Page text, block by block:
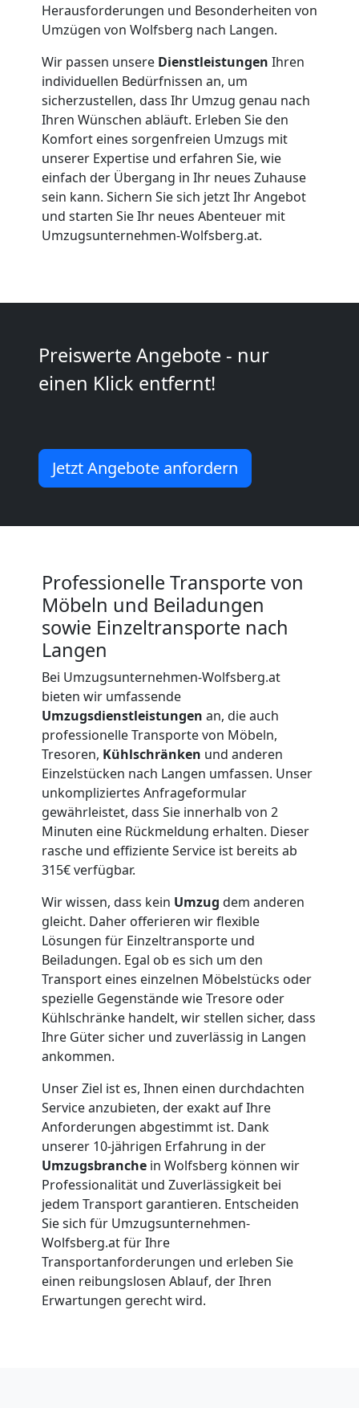
Herausforderungen und Besonderheiten von
Umzügen von Wolfsberg nach Langen.
Wir passen unsere Dienstleistungen Ihren
individuellen Bedürfnissen an, um
sicherzustellen, dass Ihr Umzug genau nach
Ihren Wünschen abläuft. Erleben Sie den
Komfort eines sorgenfreien Umzugs mit
unserer Expertise und erfahren Sie, wie
einfach der Übergang in Ihr neues Zuhause
sein kann. Sichern Sie sich jetzt Ihr Angebot
und starten Sie Ihr neues Abenteuer mit
Umzugsunternehmen-Wolfsberg.at.
Preiswerte Angebote - nur
einen Klick entfernt!
Jetzt Angebote anfordern
Professionelle Transporte von
Möbeln und Beiladungen
sowie Einzeltransporte nach
Langen
Bei Umzugsunternehmen-Wolfsberg.at
bieten wir umfassende
Umzugsdienstleistungen an, die auch
professionelle Transporte von Möbeln,
Tresoren, Kühlschränken und anderen
Einzelstücken nach Langen umfassen. Unser
unkompliziertes Anfrageformular
gewährleistet, dass Sie innerhalb von 2
Minuten eine Rückmeldung erhalten. Dieser
rasche und effiziente Service ist bereits ab
315€ verfügbar.
Wir wissen, dass kein Umzug dem anderen
gleicht. Daher offerieren wir flexible
Lösungen für Einzeltransporte und
Beiladungen. Egal ob es sich um den
Transport eines einzelnen Möbelstücks oder
spezielle Gegenstände wie Tresore oder
Kühlschränke handelt, wir stellen sicher, dass
Ihre Güter sicher und zuverlässig in Langen
ankommen.
Unser Ziel ist es, Ihnen einen durchdachten
Service anzubieten, der exakt auf Ihre
Anforderungen abgestimmt ist. Dank
unserer 10-jährigen Erfahrung in der
Umzugsbranche in Wolfsberg können wir
Professionalität und Zuverlässigkeit bei
jedem Transport garantieren. Entscheiden
Sie sich für Umzugsunternehmen-
Wolfsberg.at für Ihre
Transportanforderungen und erleben Sie
einen reibungslosen Ablauf, der Ihren
Erwartungen gerecht wird.
Firmenumzug
Wolfsberg
Büroumzug
Wolfsberg
Expressumzug
Wolfsberg
Umzug
Wolfsberg
Küchenumzug
Wolfsberg
Umzug
und
Lagerung
Wolfsberg
Full-
Service-
Umzug
Wolfsberg
Qualitäts-
Umzüge
Wolfsberg
Vereinsumzug
Wolfsberg
Anfrage